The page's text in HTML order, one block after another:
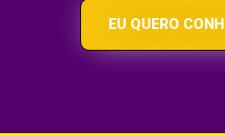
EU QUERO